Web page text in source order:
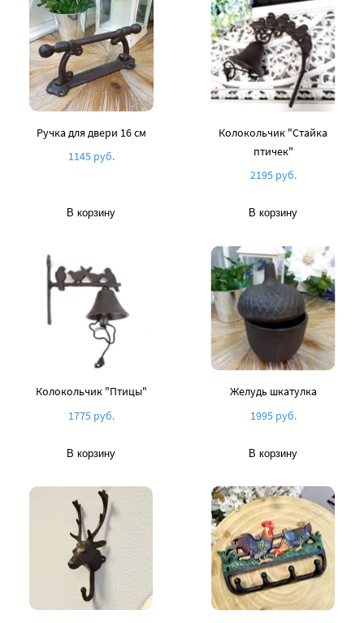
Ручка для двери 16 см
1145 руб.
В корзину
Колокольчик "Стайка
птичек"
2195 руб.
В корзину
Колокольчик "Птицы"
1775 руб.
В корзину
Желудь шкатулка
1995 руб.
В корзину